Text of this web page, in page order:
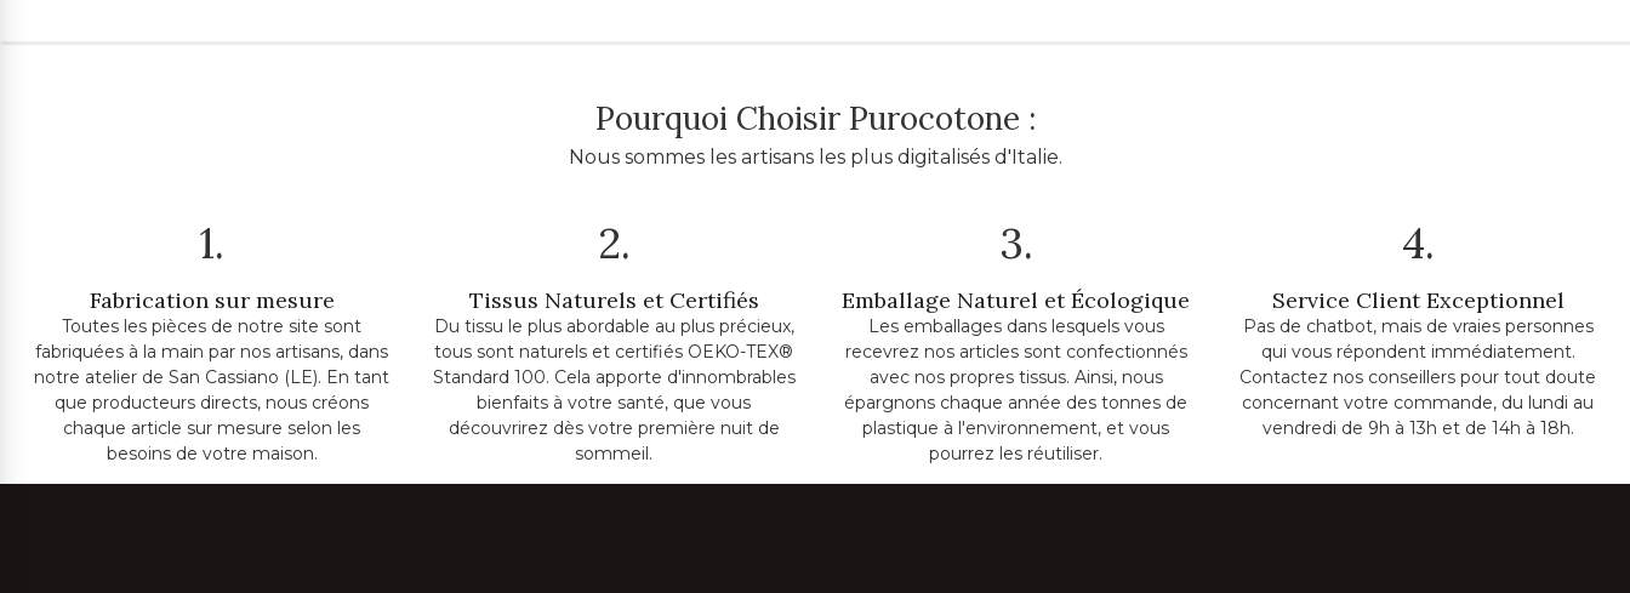
Pourquoi Choisir Purocotone :
Nous sommes les artisans les plus digitalisés d'Italie.
1.
Fabrication sur mesure
Toutes les pièces de notre site sont
fabriquées à la main par nos artisans, dans
notre atelier de San Cassiano (LE). En tant
que producteurs directs, nous créons
chaque article sur mesure selon les
besoins de votre maison.
2.
Tissus Naturels et Certifiés
Du tissu le plus abordable au plus précieux,
tous sont naturels et certifiés OEKO-TEX®
Standard 100. Cela apporte d'innombrables
bienfaits à votre santé, que vous
découvrirez dès votre première nuit de
sommeil.
3.
Emballage Naturel et Écologique
Les emballages dans lesquels vous
recevrez nos articles sont confectionnés
avec nos propres tissus. Ainsi, nous
épargnons chaque année des tonnes de
plastique à l'environnement, et vous
pourrez les réutiliser.
4.
Service Client Exceptionnel
Pas de chatbot, mais de vraies personnes
qui vous répondent immédiatement.
Contactez nos conseillers pour tout doute
concernant votre commande, du lundi au
vendredi de 9h à 13h et de 14h à 18h.